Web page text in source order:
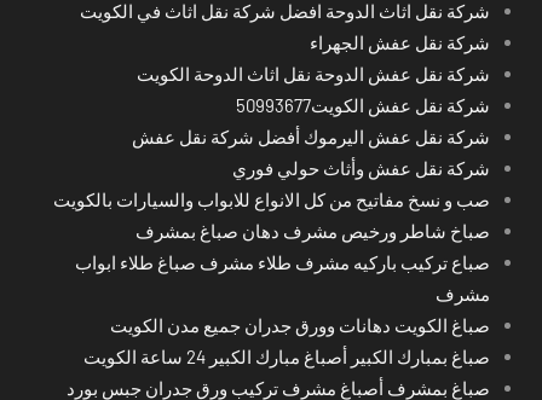
شركة نقل اثاث الدوحة افضل شركة نقل اثاث في الكويت
شركة نقل عفش الجهراء
شركة نقل عفش الدوحة نقل اثاث الدوحة الكويت
شركة نقل عفش الكويت50993677
شركة نقل عفش اليرموك أفضل شركة نقل عفش
شركة نقل عفش وأثاث حولي فوري
صب و نسخ مفاتيح من كل الانواع للابواب والسيارات بالكويت
صباخ شاطر ورخيص مشرف دهان صباغ بمشرف
صباع تركيب باركيه مشرف طلاء مشرف صباغ طلاء ابواب
مشرف
صباغ الكويت دهانات وورق جدران جميع مدن الكويت
صباغ بمبارك الكبير أصباغ مبارك الكبير 24 ساعة الكويت
صباغ بمشرف أصباغ مشرف تركيب ورق جدران جبس بورد